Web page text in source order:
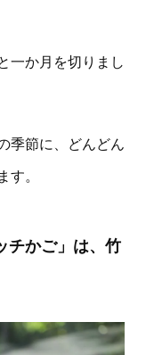
一か月を切りまし
季節に、どんどん
。
チかご」は、竹